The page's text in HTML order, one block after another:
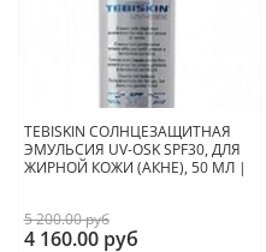
TEBISKIN СОЛНЦЕЗАЩИТНАЯ
ЭМУЛЬСИЯ UV-OSK SPF30, ДЛЯ
ЖИРНОЙ КОЖИ (АКНЕ), 50 МЛ |
5 200.00 руб
4 160.00 руб